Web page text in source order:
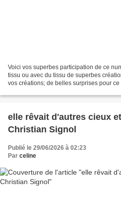
Voici vos superbes participation de ce
tissu ou avec du tissu de superbes
vos créations; de belles surprises pour
elle rêvait d'autres cieux
Christian Signol
Publié le 29/06/2026 à 02:23
Par celine